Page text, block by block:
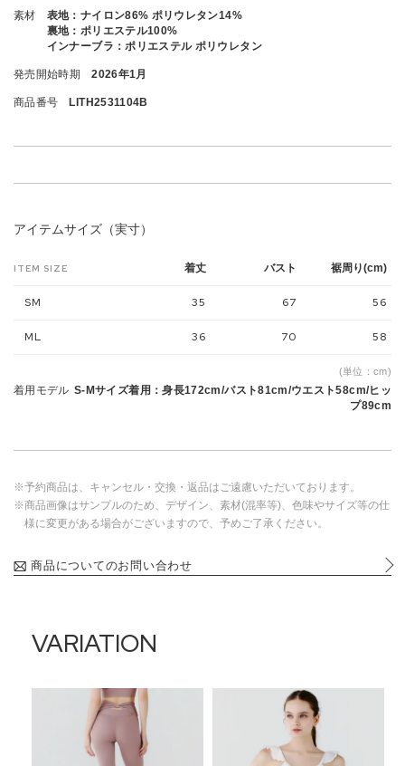
素材
表地：ナイロン86% ポリウレタン14%
裏地：ポリエステル100%
インナーブラ：ポリエステル ポリウレタン
発売開始時期 2026年1月
商品番号 LITH2531104B
アイテムサイズ（実寸）
ITEM SIZE 着丈 バスト 裾周り(cm)
SM 35 67 56
ML 36 70 58
(単位：cm)
着用モデル S-Mサイズ着用：身長172cm/バスト81cm/ウエスト58cm/ヒッ
プ89cm
※予約商品は、キャンセル・交換・返品はご遠慮いただいております。
※商品画像はサンプルのため、デザイン、素材(混率等)、色味やサイズ等の仕
様に変更がある場合がございますので、予めご了承ください。
商品についてのお問い合わせ
VARIATION